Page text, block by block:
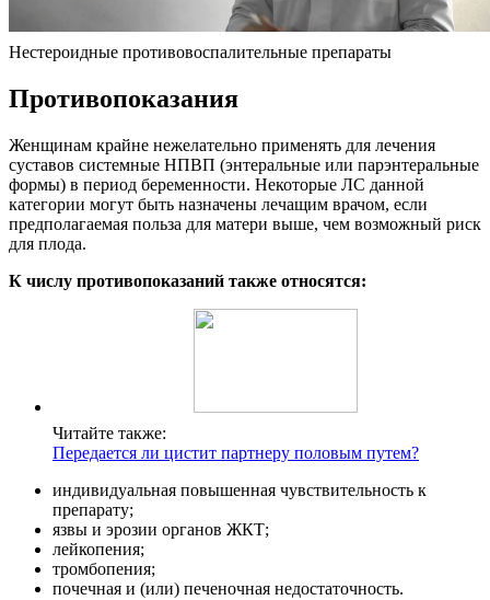
Нестероидные противовоспалительные препараты
Противопоказания
Женщинам крайне нежелательно применять для лечения
суставов системные НПВП (энтеральные или парэнтеральные
формы) в период беременности. Некоторые ЛС данной
категории могут быть назначены лечащим врачом, если
предполагаемая польза для матери выше, чем возможный риск
для плода.
К числу противопоказаний также относятся:
Читайте также:
Передается ли цистит партнеру половым путем?
индивидуальная повышенная чувствительность к
препарату;
язвы и эрозии органов ЖКТ;
лейкопения;
тромбопения;
почечная и (или) печеночная недостаточность.